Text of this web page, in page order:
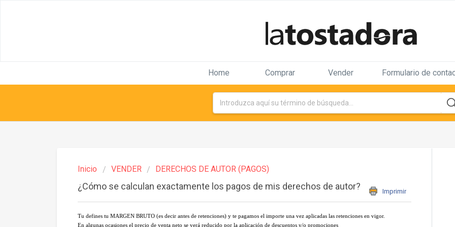
Home Comprar Vender Formulario de
Inicio VENDER DERECHOS DE AUTOR (PAGOS)
¿Cómo se calculan exactamente los pagos de mis derechos de autor? Imprimir
Tu defines tu MARGEN BRUTO (es decir antes de retenciones) y te pagamos el importe una vez aplicadas las retenciones en vigor.
En algunas ocasiones el precio de venta neto se verá reducido por la aplicación de descuentos y/o promociones